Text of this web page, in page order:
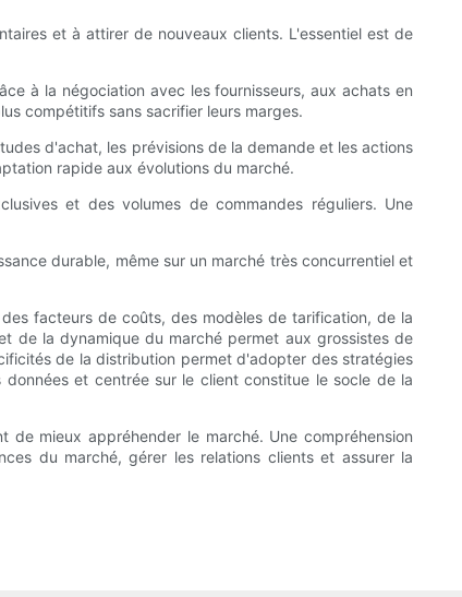
et à attirer de nouveaux clients. L'essentiel est de
à la négociation avec les fournisseurs, aux achats en
compétitifs sans sacrifier leurs marges.
d'achat, les prévisions de la demande et les actions
rapide aux évolutions du marché.
et des volumes de commandes réguliers. Une
durable, même sur un marché très concurrentiel et
facteurs de coûts, des modèles de tarification, de la
de la dynamique du marché permet aux grossistes de
de la distribution permet d'adopter des stratégies
et centrée sur le client constitue le socle de la
mieux appréhender le marché. Une compréhension
du marché, gérer les relations clients et assurer la